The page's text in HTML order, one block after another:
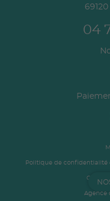
69120
04
Politique de confidentialité
Agence